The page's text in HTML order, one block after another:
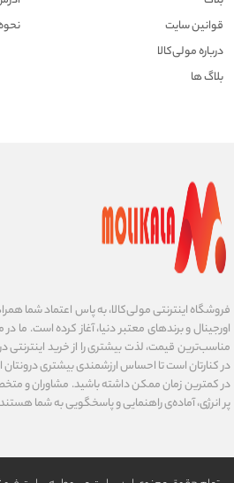
قوانین سایت
درباره مولی‌کالا
بلاگ ها
اورجینال و برندهای معتبر دنیا، آغاز کرده است. ما
مناسب‌ترین قیمت، لذت بیشتری را از خرید اینترنتی
در کنارتان است تا احساس ارزشمندی بیشتری
در کمترین زمان ممکن داشته باشید. مشاوران و
پر انرژی، آماده‌ی راهنمایی و پاسخگویی به شما